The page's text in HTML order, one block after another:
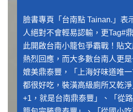
臉書專頁「台南點 Tainan.」表
人絕對不會輕易認輸，更Tag#
此開啟台南小籠包爭霸戰！貼
熱烈回應，而大多數台南人更
媲美鼎泰豐，「上海好味道唯
都很好吃，裝潢高級廁所又乾
+1，就是台南鼎泰豐」、「從